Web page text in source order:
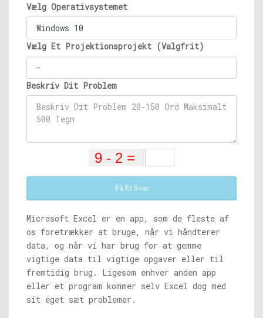
Vælg Operativsystemet
Vælg Et Projektionsprojekt (Valgfrit)
Beskriv Dit Problem
Få Et Svar
Microsoft Excel er en app, som de fleste af
os foretrækker at bruge, når vi håndterer
data, og når vi har brug for at gemme
vigtige data til vigtige opgaver eller til
fremtidig brug. Ligesom enhver anden app
eller et program kommer selv Excel dog med
sit eget sæt problemer.